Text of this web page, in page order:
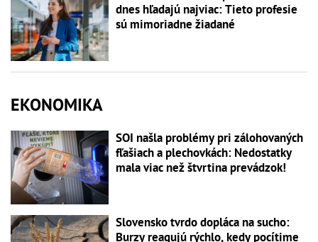
dnes hľadajú najviac: Tieto profesie
sú mimoriadne žiadané
EKONOMIKA
SOI našla problémy pri zálohovaných
fľašiach a plechovkách: Nedostatky
mala viac než štvrtina prevádzok!
Slovensko tvrdo dopláca na sucho:
Burzy reagujú rýchlo, kedy pocítime